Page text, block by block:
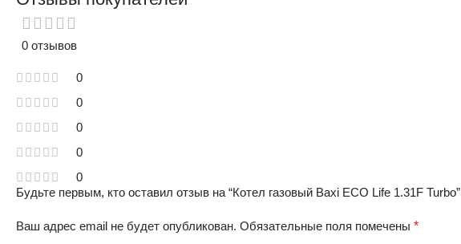
0 отзывов
0
0
0
0
0
Будьте первым, кто оставил отзыв на “Котел газовый Baxi ECO Life 1.31F Turbo”
Ваш адрес email не будет опубликован. Обязательные поля помечены *